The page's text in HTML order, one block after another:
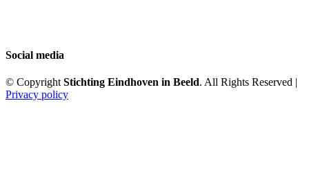
Social media
© Copyright Stichting Eindhoven in Beeld. All Rights Reserved |
Privacy policy